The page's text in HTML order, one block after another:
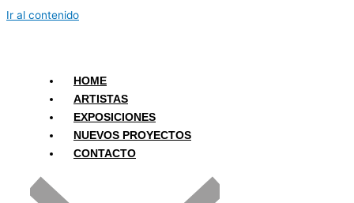
Ir al contenido
HOME
ARTISTAS
EXPOSICIONES
NUEVOS PROYECTOS
CONTACTO